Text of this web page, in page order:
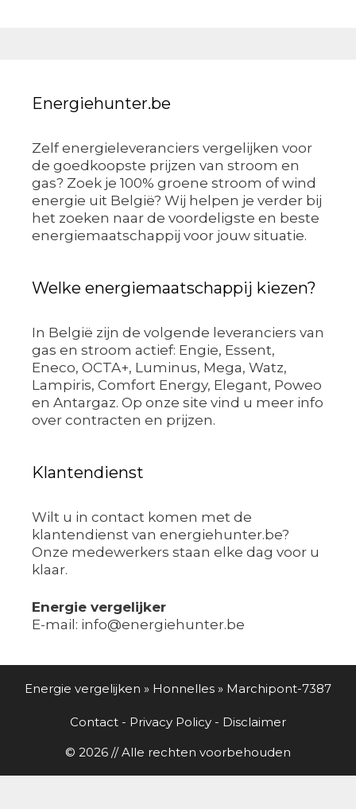
Energiehunter.be
Zelf energieleveranciers vergelijken voor
de goedkoopste prijzen van stroom en
gas? Zoek je 100% groene stroom of wind
energie uit België? Wij helpen je verder bij
het zoeken naar de voordeligste en beste
energiemaatschappij voor jouw situatie.
Welke energiemaatschappij kiezen?
In België zijn de volgende leveranciers van
gas en stroom actief: Engie, Essent,
Eneco, OCTA+, Luminus, Mega, Watz,
Lampiris, Comfort Energy, Elegant, Poweo
en Antargaz. Op onze site vind u meer info
over contracten en prijzen.
Klantendienst
Wilt u in contact komen met de
klantendienst van energiehunter.be?
Onze medewerkers staan elke dag voor u
klaar.
Energie vergelijker
E-mail: info@energiehunter.be
Energie vergelijken » Honnelles » Marchipont-7387
Contact - Privacy Policy - Disclaimer
© 2026 // Alle rechten voorbehouden